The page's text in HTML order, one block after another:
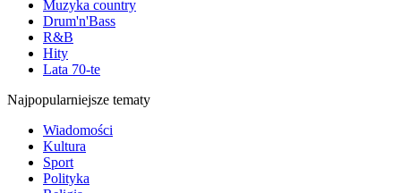
Muzyka country
Drum'n'Bass
R&B
Hity
Lata 70-te
Najpopularniejsze tematy
Wiadomości
Kultura
Sport
Polityka